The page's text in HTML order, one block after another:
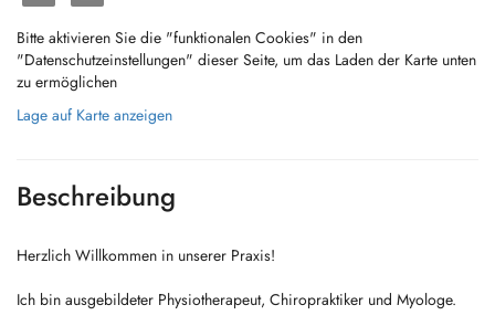
Bitte aktivieren Sie die "funktionalen Cookies" in den
"Datenschutzeinstellungen" dieser Seite, um das Laden der Karte unten
zu ermöglichen
Lage auf Karte anzeigen
Beschreibung
Herzlich Willkommen in unserer Praxis!
Ich bin ausgebildeter Physiotherapeut, Chiropraktiker und Myologe.